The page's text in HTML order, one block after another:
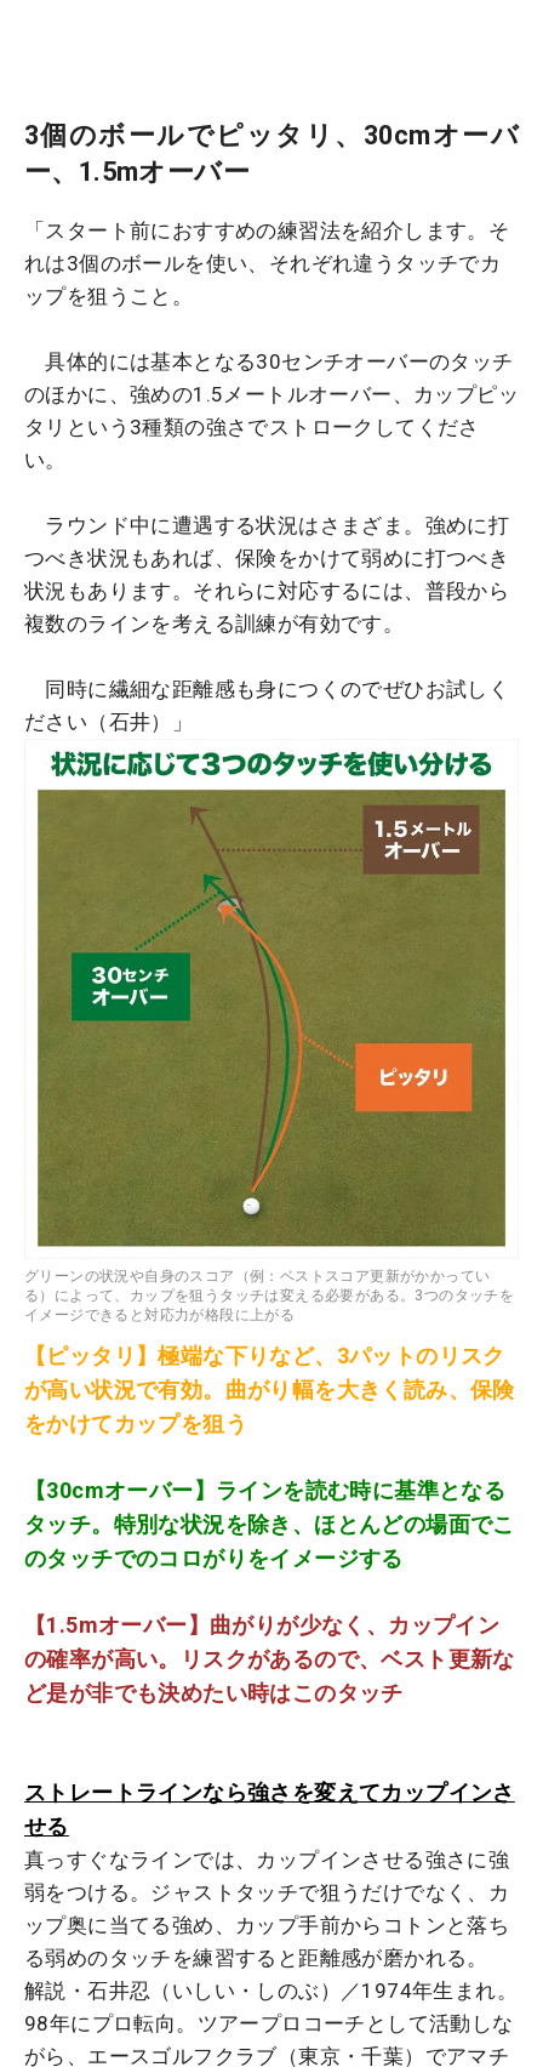
3個のボールでピッタリ、30cmオーバ
ー、1.5mオーバー
「スタート前におすすめの練習法を紹介します。そ
れは3個のボールを使い、それぞれ違うタッチでカ
ップを狙うこと。
具体的には基本となる30センチオーバーのタッチ
のほかに、強めの1.5メートルオーバー、カップピッ
タリという3種類の強さでストロークしてくださ
い。
ラウンド中に遭遇する状況はさまざま。強めに打
つべき状況もあれば、保険をかけて弱めに打つべき
状況もあります。それらに対応するには、普段から
複数のラインを考える訓練が有効です。
同時に繊細な距離感も身につくのでぜひお試しく
ださい（石井）」
グリーンの状況や自身のスコア（例：ベストスコア更新がかかってい
る）によって、カップを狙うタッチは変える必要がある。3つのタッチを
イメージできると対応力が格段に上がる
【ピッタリ】極端な下りなど、3パットのリスク
が高い状況で有効。曲がり幅を大きく読み、保険
をかけてカップを狙う
【30cmオーバー】ラインを読む時に基準となる
タッチ。特別な状況を除き、ほとんどの場面でこ
のタッチでのコロがりをイメージする
【1.5mオーバー】曲がりが少なく、カップイン
の確率が高い。リスクがあるので、ベスト更新な
ど是が非でも決めたい時はこのタッチ
ストレートラインなら強さを変えてカップインさ
せる
真っすぐなラインでは、カップインさせる強さに強
弱をつける。ジャストタッチで狙うだけでなく、カ
ップ奥に当てる強め、カップ手前からコトンと落ち
る弱めのタッチを練習すると距離感が磨かれる。
解説・石井忍（いしい・しのぶ）／1974年生まれ。
98年にプロ転向。ツアープロコーチとして活動しな
がら、エースゴルフクラブ（東京・千葉）でアマチ